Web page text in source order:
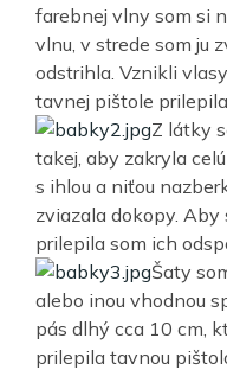
farebnej vlny som si
vlnu, v strede som ju
odstrihla. Vznikli
tavnej pištole
Z látky
takej, aby zakryla
s ihlou a niťou
zviazala dokopy. Aby
prilepila som ich
Šaty
alebo inou vhodnou
pás dlhý cca 10 cm,
prilepila tavnou